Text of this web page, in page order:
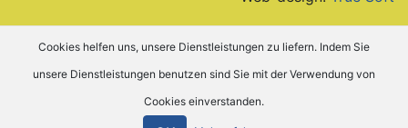
Cookies helfen uns, unsere Dienstleistungen zu liefern. Indem Sie
unsere Dienstleistungen benutzen sind Sie mit der Verwendung von
Cookies einverstanden.